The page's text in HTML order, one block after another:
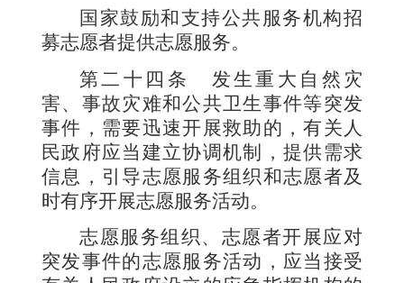
国家鼓励和支持公共服务机构招
募志愿者提供志愿服务。
第二十四条
发生重大自然灾
害、事故灾难和公共卫生事件等突发
事件，需要迅速开展救助的，有关人
民政府应当建立协调机制，提供需求
信息，引导志愿服务组织和志愿者及
时有序开展志愿服务活动。
志愿服务组织、志愿者开展应对
突发事件的志愿服务活动，应当接受